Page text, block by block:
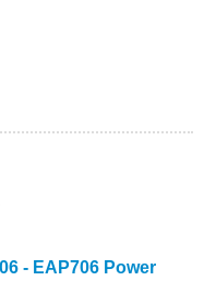
- EAP706 Power